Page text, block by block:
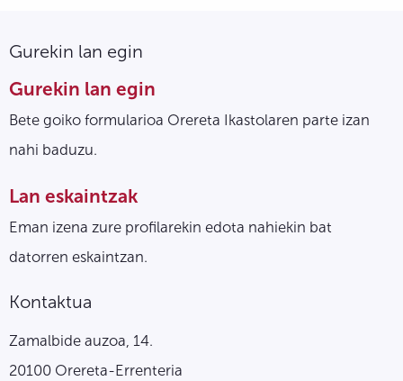
Gurekin lan egin
Gurekin lan egin
Bete goiko formularioa Orereta Ikastolaren parte izan
nahi baduzu.
Lan eskaintzak
Eman izena zure profilarekin edota nahiekin bat
datorren eskaintzan.
Kontaktua
Zamalbide auzoa, 14.
20100 Orereta-Errenteria